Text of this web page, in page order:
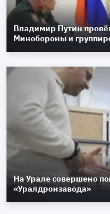
Владимир Путин
Минобороны и
На Урале совершено
«Уралдронзавода»